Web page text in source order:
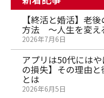
【終活と婚活】老
方法 ～人生を変え
2026年7月6日
アプリは50代には
の損失】その理由
とは
2026年6月5日